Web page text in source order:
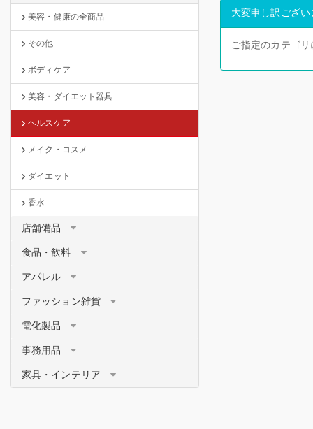
美容・健康の全商品
その他
ボディケア
美容・ダイエット器具
ヘルスケア
メイク・コスメ
ダイエット
香水
店舗備品
食品・飲料
アパレル
ファッション雑貨
電化製品
事務用品
家具・インテリア
大変申し訳ござい
ご指定のカテゴ